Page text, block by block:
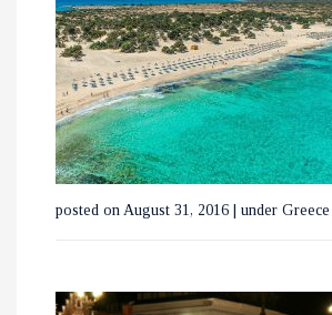
posted on August 31, 2016 under Greece
ΜΕ ΤΡΕΝΑ ΣΕ ΒΕΛΓΙΟ
ΟΛΛΑΝΔΙΑ